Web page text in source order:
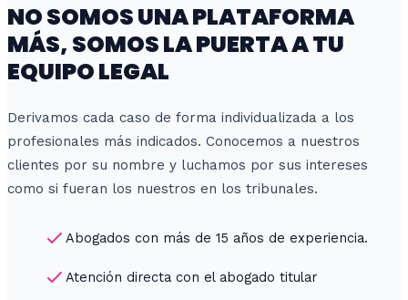
NO SOMOS UNA PLATAFORMA
MÁS, SOMOS LA PUERTA A TU
EQUIPO LEGAL
Derivamos cada caso de forma individualizada a los
profesionales más indicados. Conocemos a nuestros
clientes por su nombre y luchamos por sus intereses
como si fueran los nuestros en los tribunales.
Abogados con más de 15 años de experiencia.
Atención directa con el abogado titular